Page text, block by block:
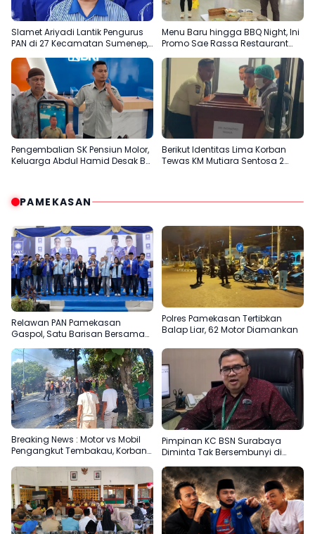
Slamet Ariyadi Lantik Pengurus
PAN di 27 Kecamatan Sumenep,
Menu Baru hingga BBQ Night, Ini
Promo Sae Rassa Restaurant
Pengembalian SK Pensiun Molor,
Keluarga Abdul Hamid Desak BRI
Berikut Identitas Lima Korban
Tewas KM Mutiara Sentosa 2
PAMEKASAN
Relawan PAN Pamekasan
Gaspol, Satu Barisan Bersama
Polres Pamekasan Tertibkan
Balap Liar, 62 Motor Diamankan
Breaking News : Motor vs Mobil
Pengangkut Tembakau, Korban
Pimpinan KC BSN Surabaya
Diminta Tak Bersembunyi di